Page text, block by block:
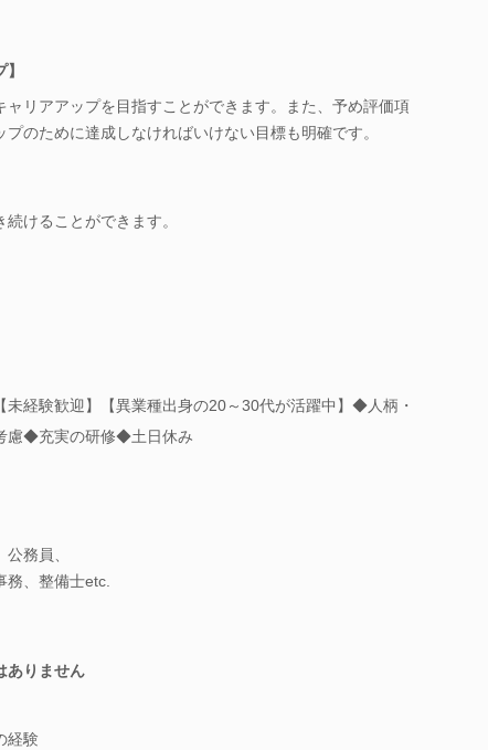
リアアップを目指すことができます。また、予め評価項
のために達成しなければいけない目標も明確です。
けることができます。
未経験歓迎】【異業種出身の20～30代が活躍中】◆人柄・
慮◆充実の研修◆土日休み
務員、
務、整備士etc.
ありません
経験